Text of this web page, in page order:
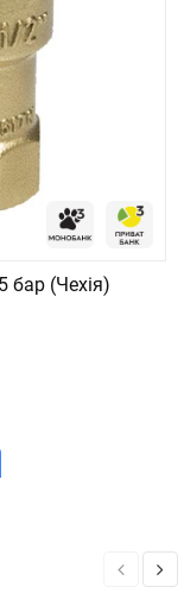
бар (Чехія)